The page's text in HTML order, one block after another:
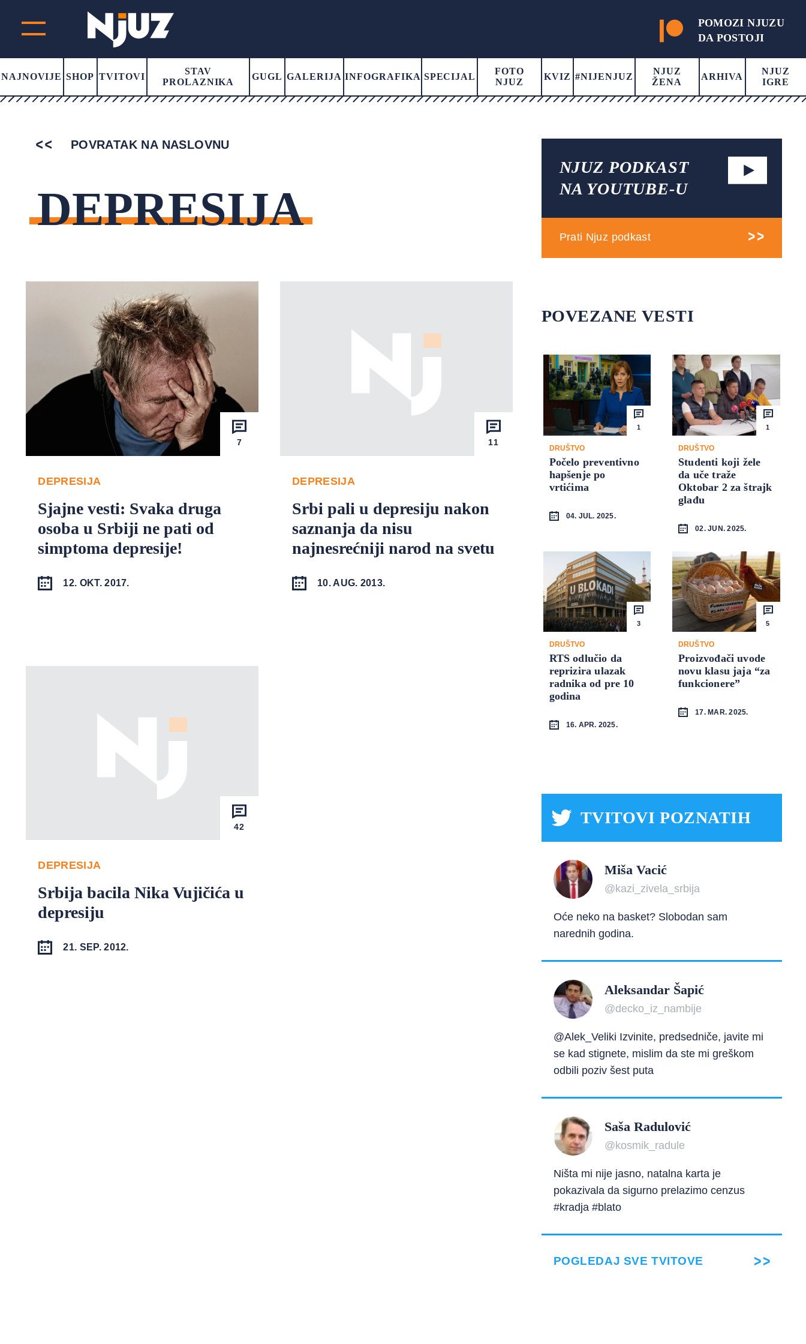
POMOZI NJUZU
DA POSTOJI
NAJNOVIJE SHOP TVITOVI
STAV
PROLAZNIKA
GUGL GALERIJA INFOGRAFIKA SPECIJAL
FOTO
NJUZ
KVIZ #NIJENJUZ
NJUZ
ŽENA
ARHIVA
NJUZ
IGRE
POVRATAK NA NASLOVNU
DEPRESIJA
7
DEPRESIJA
Sjajne vesti: Svaka druga
osoba u Srbiji ne pati od
simptoma depresije!
12. OKT. 2017.
11
DEPRESIJA
Srbi pali u depresiju nakon
saznanja da nisu
najnesrećniji narod na svetu
10. AUG. 2013.
42
DEPRESIJA
Srbija bacila Nika Vujičića u
depresiju
21. SEP. 2012.
NJUZ PODKAST
NA YOUTUBE-U
Prati Njuz podkast
POVEZANE VESTI
1
DRUŠTVO
Počelo preventivno
hapšenje po
vrtićima
04. JUL. 2025.
1
DRUŠTVO
Studenti koji žele
da uče traže
Oktobar 2 za štrajk
glađu
02. JUN. 2025.
3
DRUŠTVO
RTS odlučio da
reprizira ulazak
radnika od pre 10
godina
16. APR. 2025.
5
DRUŠTVO
Proizvođači uvode
novu klasu jaja “za
funkcionere”
17. MAR. 2025.
TVITOVI POZNATIH
Miša Vacić
@kazi_zivela_srbija
Oće neko na basket? Slobodan sam
narednih godina.
Aleksandar Šapić
@decko_iz_nambije
@Alek_Veliki Izvinite, predsedniče, javite mi
se kad stignete, mislim da ste mi greškom
odbili poziv šest puta
Saša Radulović
@kosmik_radule
Ništa mi nije jasno, natalna karta je
pokazivala da sigurno prelazimo cenzus
#kradja #blato
POGLEDAJ SVE TVITOVE